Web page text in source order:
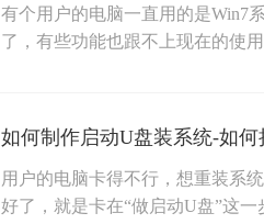
有个用户的电脑一直用的是Win7
了，有些功能也跟不上现在的使
如何制作启动U盘装系统-如
用户的电脑卡得不行，想重装系
好了，就是卡在“做启动U盘”这